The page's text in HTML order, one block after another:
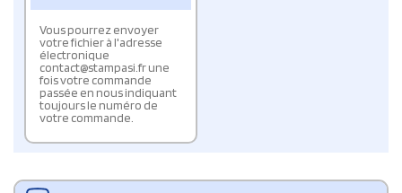
Vous pourrez envoyer
votre fichier à l'adresse
électronique
contact@stampasi.fr une
fois votre commande
passée en nous indiquant
toujours le numéro de
votre commande.